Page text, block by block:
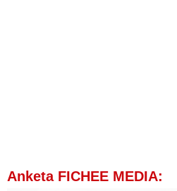
Anketa FICHEE MEDIA: